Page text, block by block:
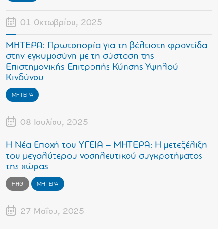
01 Οκτωβρίου, 2025
ΜΗΤΕΡΑ: Πρωτοπορία για τη βέλτιστη φροντίδα
στην εγκυμοσύνη με τη σύσταση της
Επιστημονικής Επιτροπής Κύησης Υψηλού
Κινδύνου
ΜΗΤΕΡΑ
08 Ιουλίου, 2025
Η Νέα Εποχή του ΥΓΕΙΑ – ΜΗΤΕΡΑ: Η μετεξέλιξη
του μεγαλύτερου νοσηλευτικού συγκροτήματος
της χώρας
HHG ΜΗΤΕΡΑ
27 Μαΐου, 2025